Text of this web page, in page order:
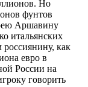
Но
фунтов
Аршавину
итальянских
как
евро в
России на
говорить